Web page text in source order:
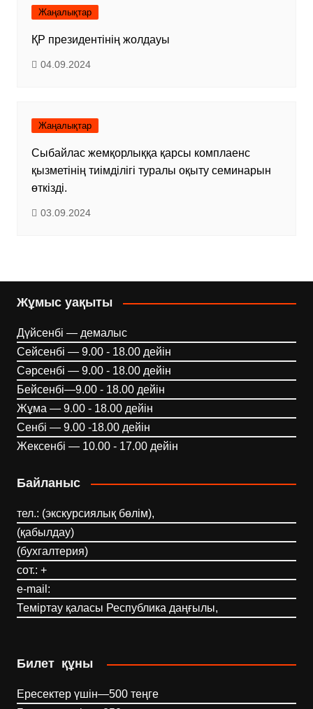
Жаңалықтар
ҚР президентінің жолдауы
04.09.2024
Жаңалықтар
Сыбайлас жемқорлыққа қарсы комплаенс
қызметінің тиімділігі туралы оқыту семинарын
өткізді.
03.09.2024
Жұмыс уақыты
Дүйсенбі — демалыс
Сейсенбі — 9.00 - 18.00 дейін
Сәрсенбі — 9.00 - 18.00 дейін
Бейсенбі—9.00 - 18.00 дейін
Жұма — 9.00 - 18.00 дейін
Сенбі — 9.00 -18.00 дейін
Жексенбі — 10.00 - 17.00 дейін
Байланыс
тел.: (экскурсиялық бөлім),
(қабылдау)
(бухгалтерия)
сот.: +
e-mail:
Теміртау қаласы Республика даңғылы,
Билет құны
Ересектер үшін—500 теңге